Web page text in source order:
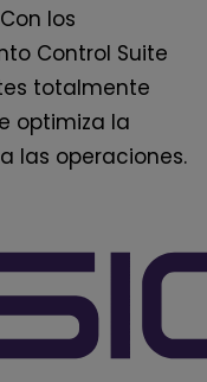
los
Control Suite
totalmente
optimiza la
las operaciones.